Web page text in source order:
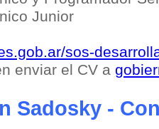
Junior
sos-
enviar el CV a
Sadosky -